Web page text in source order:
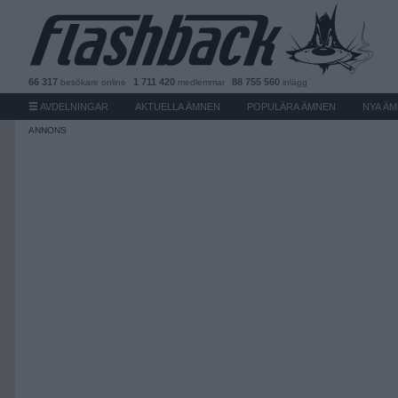
66 317 besökare online 1 711 420 medlemmar 88 755 560 inlägg
AVDELNINGAR AKTUELLA ÄMNEN POPULÄRA ÄMNEN NYA